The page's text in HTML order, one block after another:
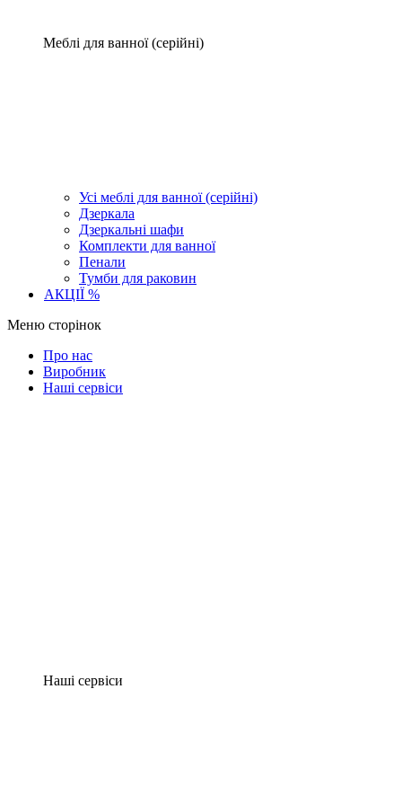
Меблі для ванної (серійні)
Усі меблі для ванної (серійні)
Дзеркала
Дзеркальні шафи
Комплекти для ванної
Пенали
Тумби для раковин
АКЦІЇ %
Меню сторінок
Про нас
Виробник
Наші сервіси
Наші сервіси